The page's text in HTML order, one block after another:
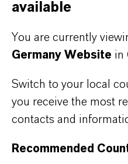
12,1 Prozent unter
Sondereinflüssen
353 Millionen Euro
Die EBITDA-Marge
für das Gesamtjahr
nach 18,0 Prozent im
Die Geschäfte im
available
You are currently
Germany Website in
Switch to your local
you receive the most
contacts and
Recommended